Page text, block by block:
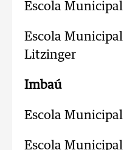
Escola
Escola
Litzinger
Imbaú
Escola
Escola